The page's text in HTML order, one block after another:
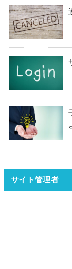
サイト管理者